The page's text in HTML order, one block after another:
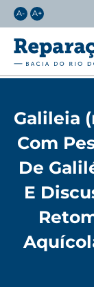
A- A+
Galileia
Com
De
E